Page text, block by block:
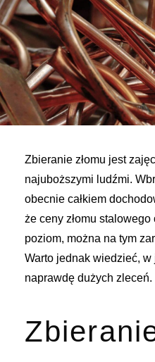
Zbieranie złomu jest
najuboższymi ludźmi.
obecnie całkiem
że ceny złomu
poziom, można na tym
Warto jednak wiedzieć,
naprawdę dużych zleceń.